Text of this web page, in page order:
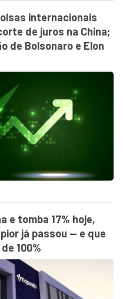
internacionais
de juros na China;
de Bolsonaro e Elon
e tomba 17% hoje,
já passou — e que
100%